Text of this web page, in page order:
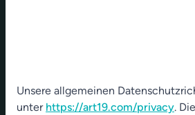
Unsere allgemeinen
unter https://art19.com/privacy. Die